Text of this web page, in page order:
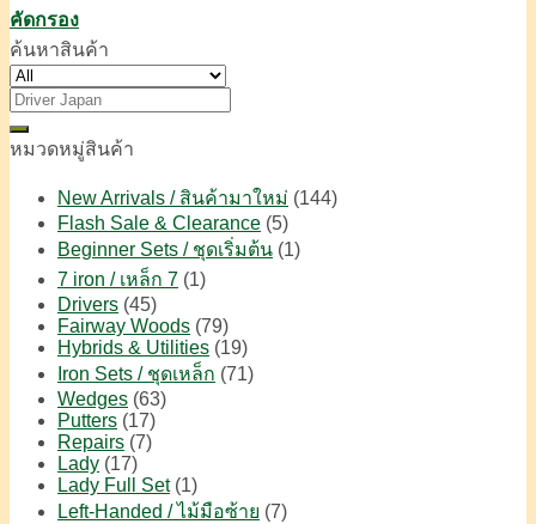
คัดกรอง
ค้นหาสินค้า
ค้นหา:
หมวดหมู่สินค้า
New Arrivals / สินค้ามาใหม่ (144)
Flash Sale & Clearance (5)
Beginner Sets / ชุดเริ่มต้น (1)
7 iron / เหล็ก 7 (1)
Drivers (45)
Fairway Woods (79)
Hybrids & Utilities (19)
Iron Sets / ชุดเหล็ก (71)
Wedges (63)
Putters (17)
Repairs (7)
Lady (17)
Lady Full Set (1)
Left-Handed / ไม้มือซ้าย (7)